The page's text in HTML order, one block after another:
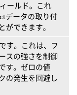
ールド。これ
データの取り付
ができます。
す。これは、フ
スの強さを制御
す。ゼロの値
の発生を回避し